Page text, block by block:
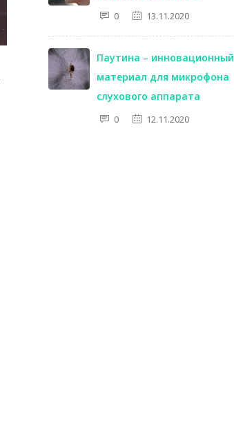
0 13.11.2020
Паутина – инновационный
материал для микрофона
слухового аппарата
0 12.11.2020